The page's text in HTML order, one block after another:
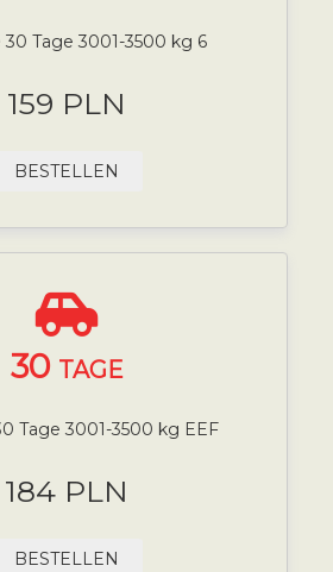
Tage 3001-3500 kg 6
159 PLN
BESTELLEN
30 TAGE
Tage 3001-3500 kg EEF
184 PLN
BESTELLEN